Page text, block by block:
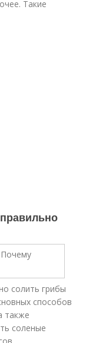
Такие
солить грибы
способов
также
соленые